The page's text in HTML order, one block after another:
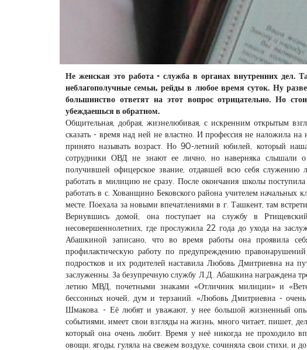
Не женская это работа - служба в органах внутренних дел.
неблагополучные семьи, рейды в любое время суток. Ну
большинство ответят на этот вопрос отрицательно. Но
убеждаешься в обратном.
Общительная, добрая, жизнелюбивая, с искренним открытым
сказать - время над ней не властно. И профессия не наложила
принято называть возраст. Но 90-летний юбилей, который
сотрудники ОВД не знают ее лично, но наверняка слышали
получившей офицерское звание, отдавшей всю себя
работать в милицию не сразу. После окончания школы
работать в с. Хованщино Бековского района учителем начальных
месте. Поехала за новыми впечатлениями в г. Ташкент, там
Вернувшись домой, она поступает на службу в
несовершеннолетних, где прослужила 22 года до ухода на
Абашкиной записано, что во время работы она проявила
профилактическую работу по предупреждению
подростков и их родителей наставила Любовь Дмитриевна на
заслуженны. За безупречную службу Л.Д. Абашкина
летию МВД, почетными знаками «Отличник милиции» и
бессонных ночей, дум и терзаний. «Любовь Дмитриевна -
Шмакова. - Её любят и уважают, у нее большой жизненный
событиями, имеет свои взгляды на жизнь, много читает, пишет,
который она очень любит. Время у неё никогда не проходило
овощи, ягоды, гуляла на свежем воздухе, сочиняла свои стихи, и